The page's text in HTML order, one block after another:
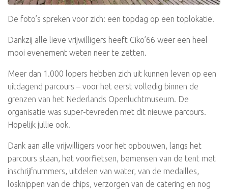
De foto’s spreken voor zich: een topdag op een toplokatie!
Dankzij alle lieve vrijwilligers heeft Ciko’66 weer een heel
mooi evenement weten neer te zetten.
Meer dan 1.000 lopers hebben zich uit kunnen leven op een
uitdagend parcours – voor het eerst volledig binnen de
grenzen van het Nederlands Openluchtmuseum. De
organisatie was super-tevreden met dit nieuwe parcours.
Hopelijk jullie ook.
Dank aan alle vrijwilligers voor het opbouwen, langs het
parcours staan, het voorfietsen, bemensen van de tent met
inschrijfnummers, uitdelen van water, van de medailles,
losknippen van de chips, verzorgen van de catering en nog